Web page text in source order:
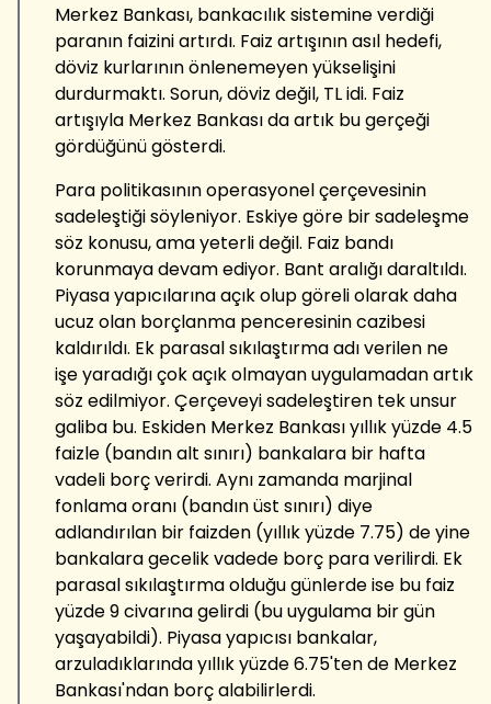
Merkez Bankası, bankacılık sistemine verdiği
paranın faizini artırdı. Faiz artışının asıl hedefi,
döviz kurlarının önlenemeyen yükselişini
durdurmaktı. Sorun, döviz değil, TL idi. Faiz
artışıyla Merkez Bankası da artık bu gerçeği
gördüğünü gösterdi.
Para politikasının operasyonel çerçevesinin
sadeleştiği söyleniyor. Eskiye göre bir sadeleşme
söz konusu, ama yeterli değil. Faiz bandı
korunmaya devam ediyor. Bant aralığı daraltıldı.
Piyasa yapıcılarına açık olup göreli olarak daha
ucuz olan borçlanma penceresinin cazibesi
kaldırıldı. Ek parasal sıkılaştırma adı verilen ne
işe yaradığı çok açık olmayan uygulamadan artık
söz edilmiyor. Çerçeveyi sadeleştiren tek unsur
galiba bu. Eskiden Merkez Bankası yıllık yüzde 4.5
faizle (bandın alt sınırı) bankalara bir hafta
vadeli borç verirdi. Aynı zamanda marjinal
fonlama oranı (bandın üst sınırı) diye
adlandırılan bir faizden (yıllık yüzde 7.75) de yine
bankalara gecelik vadede borç para verilirdi. Ek
parasal sıkılaştırma olduğu günlerde ise bu faiz
yüzde 9 civarına gelirdi (bu uygulama bir gün
yaşayabildi). Piyasa yapıcısı bankalar,
arzuladıklarında yıllık yüzde 6.75'ten de Merkez
Bankası'ndan borç alabilirlerdi.